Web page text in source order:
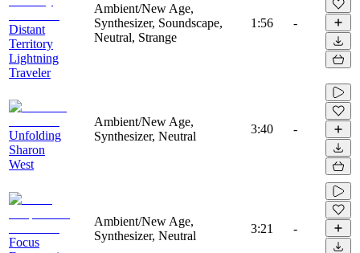
Distant
Territory
Lightning
Traveler
Ambient/New Age,
Synthesizer, Soundscape,
Neutral, Strange
1:56 -
Unfolding
Sharon
West
Ambient/New Age,
Synthesizer, Neutral
3:40 -
Focus
Ambient/New Age,
Synthesizer, Neutral
3:21 -